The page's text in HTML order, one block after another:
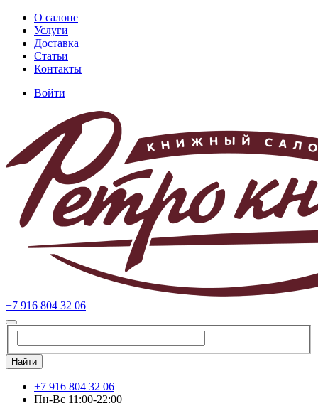
Перейти
основному
содержанию
Основная
навигация
О салоне
Услуги
Доставка
Статьи
Контакты
учётной
записи
пользователя
Войти
+7 916 804 32 06
Найти
+7 916 804 32 06
Пн-Вс 11:00-22:00